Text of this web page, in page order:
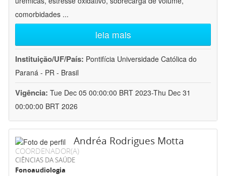
comorbidades ...
leia mais
Instituição/UF/País: Pontifícia Universidade Católica do
Paraná - PR - Brasil
Vigência: Tue Dec 05 00:00:00 BRT 2023-Thu Dec 31
00:00:00 BRT 2026
Andréa Rodrigues Motta
COORDENADOR(A)
CIÊNCIAS DA SAÚDE
Fonoaudiologia